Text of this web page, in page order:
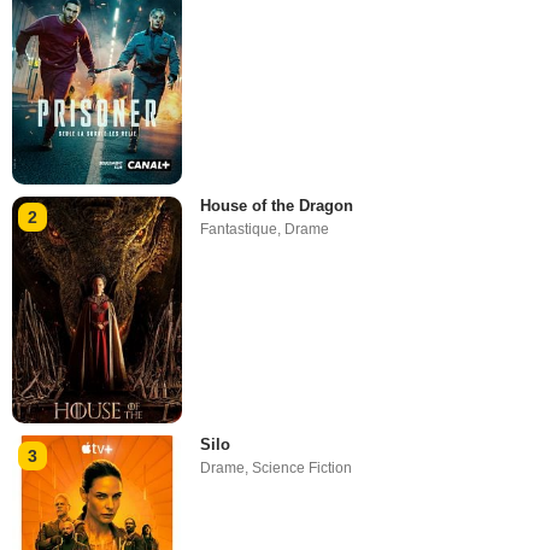
2
House of the Dragon
Fantastique Drame
3
Silo
Drame,Science Fiction